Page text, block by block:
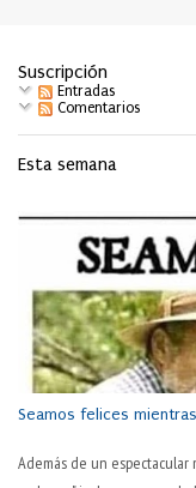
Suscripción
Entradas
Comentarios
Esta semana
Seamos felices
Además de un espectacular